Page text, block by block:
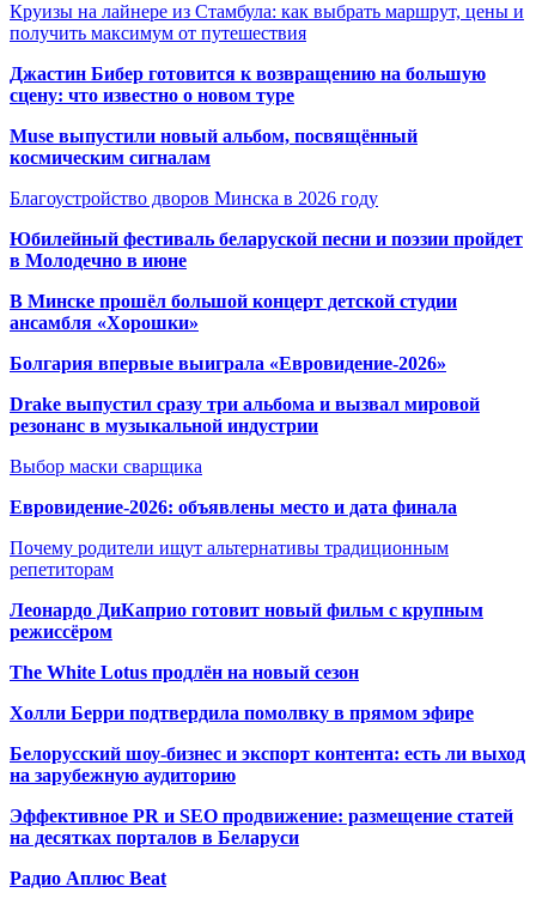
Круизы на лайнере из Стамбула: как выбрать маршрут, цены и
получить максимум от путешествия
Джастин Бибер готовится к возвращению на большую
сцену: что известно о новом туре
Muse выпустили новый альбом, посвящённый
космическим сигналам
Благоустройство дворов Минска в 2026 году
Юбилейный фестиваль беларуской песни и поэзии пройдет
в Молодечно в июне
В Минске прошёл большой концерт детской студии
ансамбля «Хорошки»
Болгария впервые выиграла «Евровидение-2026»
Drake выпустил сразу три альбома и вызвал мировой
резонанс в музыкальной индустрии
Выбор маски сварщика
Евровидение-2026: объявлены место и дата финала
Почему родители ищут альтернативы традиционным
репетиторам
Леонардо ДиКаприо готовит новый фильм с крупным
режиссёром
The White Lotus продлён на новый сезон
Холли Берри подтвердила помолвку в прямом эфире
Белорусский шоу-бизнес и экспорт контента: есть ли выход
на зарубежную аудиторию
Эффективное PR и SEO продвижение: размещение статей
на десятках порталов в Беларуси
Радио Аплюс Beat